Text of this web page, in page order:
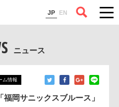
JP EN
ニュース
ム情報
岡サニックスブルース」